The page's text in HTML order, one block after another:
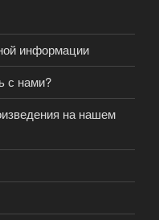
информации
с нами?
на нашем